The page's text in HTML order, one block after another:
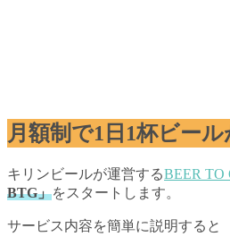
月額制で1日1杯ビー
キリンビールが運営するBEER TO
BTG」をスタートします。
サービス内容を簡単に説明すると